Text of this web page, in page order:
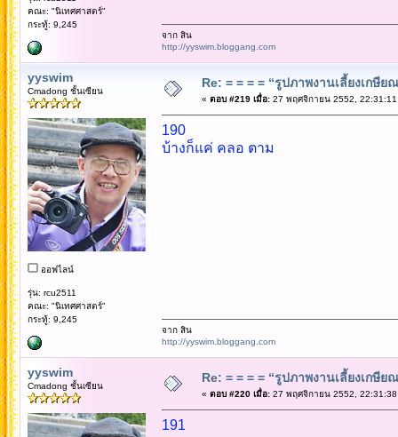
คณะ: "นิเทศศาสตร์"
กระทู้: 9,245
จาก สิน
http://yyswim.bloggang.com
yyswim
Cmadong ชั้นเซียน
ออฟไลน์
รุ่น: rcu2511
คณะ: "นิเทศศาสตร์"
กระทู้: 9,245
Re: = = = = “รูปภาพงานเลี้ยงเกษี
« ตอบ #219 เมื่อ:27 พฤศจิกายน 2552, 22:31:11
190
บ้างก็แค่ คลอ ตาม
จาก สิน
http://yyswim.bloggang.com
yyswim
Cmadong ชั้นเซียน
Re: = = = = “รูปภาพงานเลี้ยงเกษี
« ตอบ #220 เมื่อ:27 พฤศจิกายน 2552, 22:31:38
191